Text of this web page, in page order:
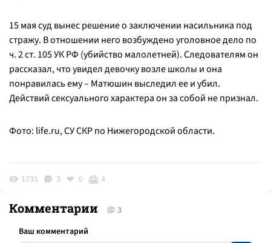
15 мая суд вынес решение о заключении насильника под
стражу. В отношении него возбуждено уголовное дело по
ч. 2 ст. 105 УК РФ (убийство малолетней). Следователям он
рассказал, что увидел девочку возле школы и она
понравилась ему – Матюшин выследил ее и убил.
Действий сексуального характера он за собой не признал.
Фото: life.ru, СУ СКР по Нижегородской области.
1731 3 0 4
Комментарии 3